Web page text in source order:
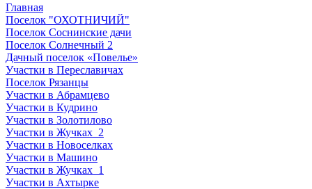
Главная
Поселок "ОХОТНИЧИЙ"
Поселок Соснинские дачи
Поселок Солнечный 2
Дачный поселок «Повелье»
Участки в Переславичах
Поселок Рязанцы
Участки в Абрамцево
Участки в Кудрино
Участки в Золотилово
Участки в Жучках_2
Участки в Новоселках
Участки в Машино
Участки в Жучках_1
Участки в Ахтырке